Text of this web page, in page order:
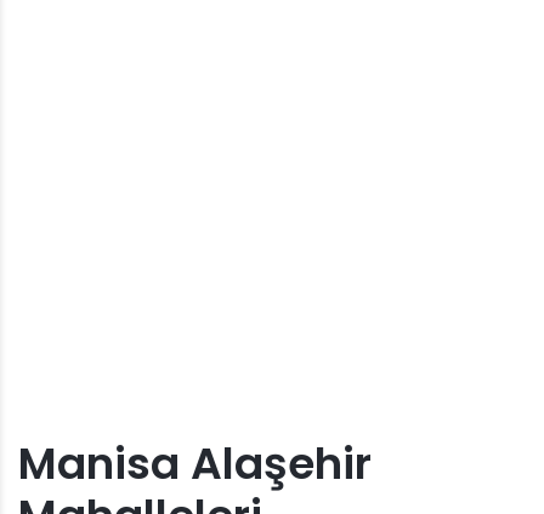
Manisa Alaşehir